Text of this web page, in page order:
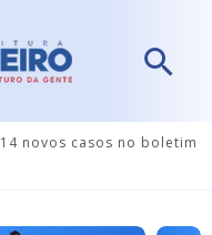
novos casos no boletim